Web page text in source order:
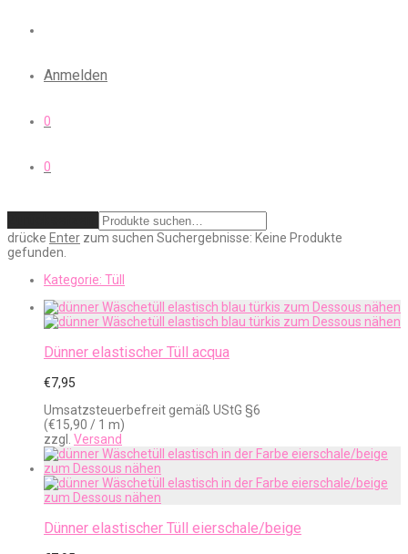
Anmelden
0
0
drücke Enter zum suchen Suchergebnisse: Keine Produkte
gefunden.
Kategorie: Tüll
Dünner elastischer Tüll acqua
€7,95
Umsatzsteuerbefreit gemäß UStG §6
(€15,90 / 1 m)
zzgl. Versand
Dünner elastischer Tüll eierschale/beige